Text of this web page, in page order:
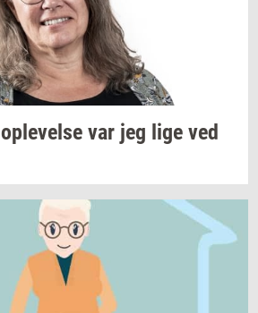
op­le­vel­se var jeg lige ved